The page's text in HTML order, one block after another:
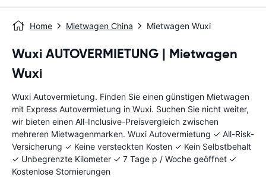
Home Mietwagen China Mietwagen Wuxi
Wuxi AUTOVERMIETUNG | Mietwagen
Wuxi
Wuxi Autovermietung. Finden Sie einen günstigen Mietwagen
mit Express Autovermietung in Wuxi. Suchen Sie nicht weiter,
wir bieten einen All-Inclusive-Preisvergleich zwischen
mehreren Mietwagenmarken. Wuxi Autovermietung ✓ All-Risk-
Versicherung ✓ Keine versteckten Kosten ✓ Kein Selbstbehalt
✓ Unbegrenzte Kilometer ✓ 7 Tage p / Woche geöffnet ✓
Kostenlose Stornierungen